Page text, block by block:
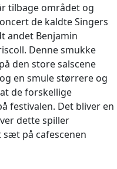
tilbage området og
de kaldte Singers
andet Benjamin
Denne smukke
den store salscene
en smule størrere og
de forskellige
festivalen. Det bliver en
dette spiller
på cafescenen